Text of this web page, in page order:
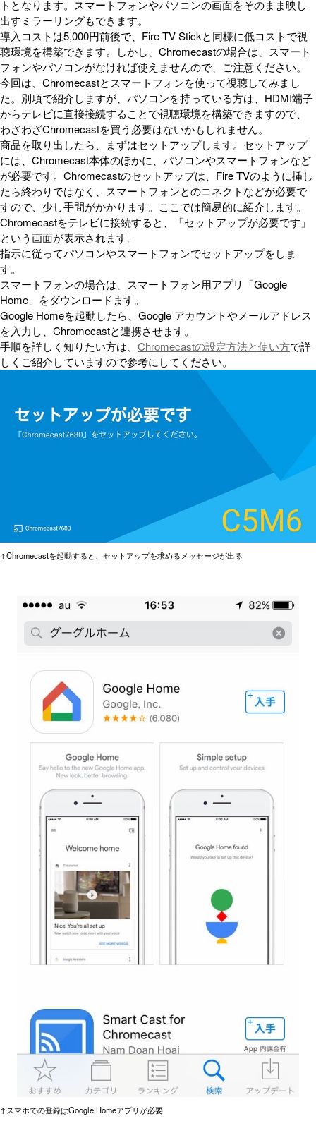
トとなります。スマートフォンやパソコンの画面をそのまま映し
出すミラーリングもできます。
導入コストは5,000円前後で、Fire TV Stickと同様に低コストで視
聴環境を構築できます。しかし、Chromecastの場合は、スマート
フォンやパソコンがなければ使えませんので、ご注意ください。
今回は、Chromecastとスマートフォンを使って視聴してみまし
た。別項で紹介しますが、パソコンを持っている方は、HDMI端子
からテレビに直接接続することで視聴環境を構築できますので、
わざわざChromecastを買う必要はないかもしれません。
商品を取り出したら、まずはセットアップします。セットアップ
には、Chromecast本体のほかに、パソコンやスマートフォンなど
が必要です。Chromecastのセットアップは、Fire TVのように挿し
たら終わりではなく、スマートフォンとのコネクトなどが必要で
すので、少し手間がかかります。ここでは簡易的に紹介します。
Chromecastをテレビに接続すると、「セットアップが必要です」
という画面が表示されます。
指示に従ってパソコンやスマートフォンでセットアップをしま
す。
スマートフォンの場合は、スマートフォン用アプリ「Google
Home」をダウンロードます。
Google Homeを起動したら、Google アカウントやメールアドレス
を入力し、Chromecastと連携させます。
手順を詳しく知りたい方は、 Chromecastの設定方法と使い方で詳
しくご紹介していますので参考にしてください。
↑Chromecastを起動すると、セットアップを求めるメッセージが出る
↑スマホでの登録はGoogle Homeアプリが必要